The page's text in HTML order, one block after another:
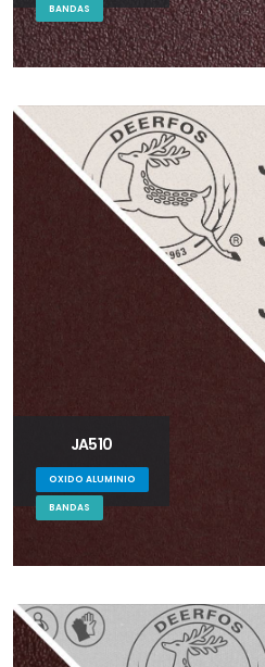
BANDAS
JA510
OXIDO ALUMINIO
BANDAS